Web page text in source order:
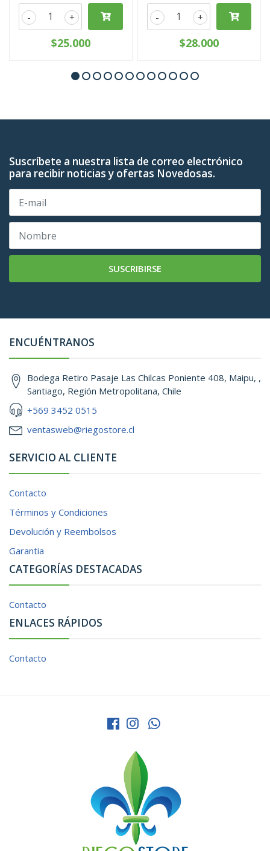
+
-
$25.000
+
-
$28.000
Suscríbete a nuestra lista de correo electrónico
para recibir noticias y ofertas Novedosas.
SUSCRIBIRSE
ENCUÉNTRANOS
Bodega Retiro Pasaje Las Chilcas Poniente 408, Maipu, ,
Santiago, Región Metropolitana, Chile
+569 3452 0515
ventasweb@riegostore.cl
SERVICIO AL CLIENTE
Contacto
Términos y Condiciones
Devolución y Reembolsos
Garantia
CATEGORÍAS DESTACADAS
Contacto
ENLACES RÁPIDOS
Contacto